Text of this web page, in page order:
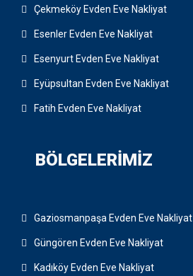
Çekmeköy Evden Eve Nakliyat
Esenler Evden Eve Nakliyat
Esenyurt Evden Eve Nakliyat
Eyüpsultan Evden Eve Nakliyat
Fatih Evden Eve Nakliyat
BÖLGELERIMIZ
Gaziosmanpaşa Evden Eve Nakliyat
Güngören Evden Eve Nakliyat
Kadıköy Evden Eve Nakliyat